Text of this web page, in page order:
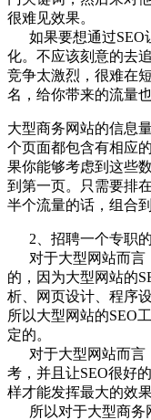
很难见效果。
如果要想通过SEO
化。不应该刻意的去
竞争太激烈，很难在
名，给你带来的流量
大型商务网站的信息
个页面都包含有相应
果你能够考虑到这些
到第一页。只需要排
半个流量的话，组合
2、招聘一个专职的
对于大型网站而言
的，因为大型网站的
析、网页设计、程序
所以大型网站的SEO
定的。
对于大型网站而言
考，并且让SEO很好
样才能发挥最大的效果
所以对于大型商务